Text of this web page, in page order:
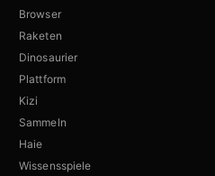
Browser
Raketen
Dinosaurier
Plattform
Kizi
Sammeln
Haie
Wissensspiele